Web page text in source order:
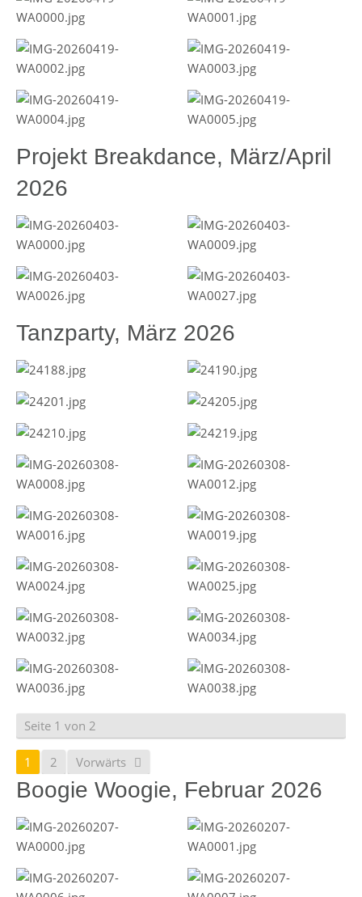
Projekt Breakdance, März/April
2026
Tanzparty, März 2026
Seite 1 von 2
1 2 Vorwärts
Boogie Woogie, Februar 2026